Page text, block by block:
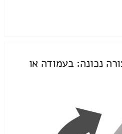
נכונה: בעמודה או